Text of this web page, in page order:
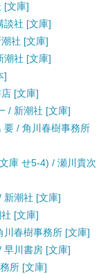
[文庫]
談社 [文庫]
社 [文庫]
潮社 [文庫]
]
[文庫]
/ 新潮社 [文庫]
要 / 角川春樹事務所
庫 せ5-4) / 瀬川貴次
新潮社 [文庫]
[文庫]
川春樹事務所 [文庫]
早川書房 [文庫]
所 [文庫]